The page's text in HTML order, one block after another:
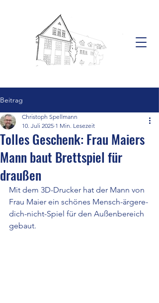
Beitrag
Tolles Geschenk: Frau Maiers
Mann baut Brettspiel für
draußen
Christoph Spellmann
10. Juli 2025 1 Min. Lesezeit
Mit dem 3D-Drucker hat der Mann von
Frau Maier ein schönes Mensch-ärgere-
dich-nicht-Spiel für den Außenbereich
gebaut.